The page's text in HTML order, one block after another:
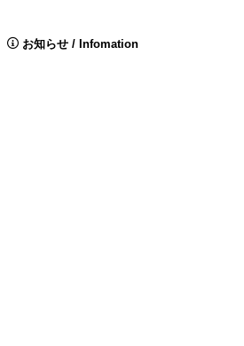
お知らせ / Infomation